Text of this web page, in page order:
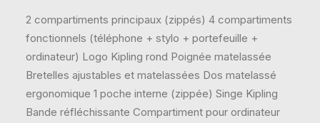
2 compartiments principaux (zippés) 4 compartiments
fonctionnels (téléphone + stylo + portefeuille +
ordinateur) Logo Kipling rond Poignée matelassée
Bretelles ajustables et matelassées Dos matelassé
ergonomique 1 poche interne (zippée) Singe Kipling
Bande réfléchissante Compartiment pour ordinateur